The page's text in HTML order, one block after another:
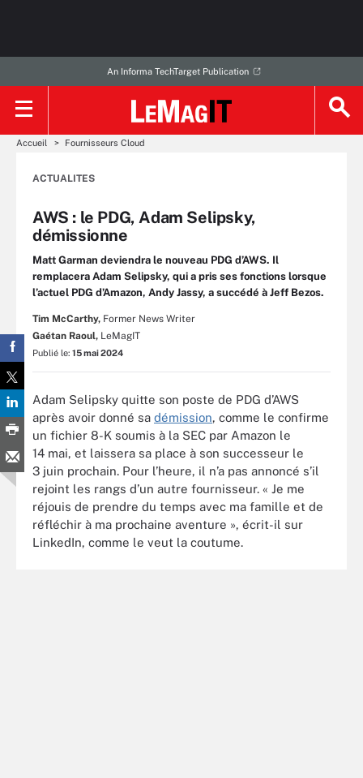
An Informa TechTarget Publication
Accueil Fournisseurs Cloud
ACTUALITES
AWS : le PDG, Adam Selipsky,
démissionne
Matt Garman deviendra le nouveau PDG d’AWS. Il
remplacera Adam Selipsky, qui a pris ses fonctions lorsque
l’actuel PDG d’Amazon, Andy Jassy, a succédé à Jeff Bezos.
Tim McCarthy, Former News Writer
Gaétan Raoul, LeMagIT
Publié le: 15 mai 2024
Adam Selipsky quitte son poste de PDG d’AWS
après avoir donné sa démission, comme le confirme
un fichier 8-K soumis à la SEC par Amazon le
14 mai, et laissera sa place à son successeur le
3 juin prochain. Pour l’heure, il n’a pas annoncé s’il
rejoint les rangs d’un autre fournisseur. « Je me
réjouis de prendre du temps avec ma famille et de
réfléchir à ma prochaine aventure », écrit-il sur
LinkedIn, comme le veut la coutume.